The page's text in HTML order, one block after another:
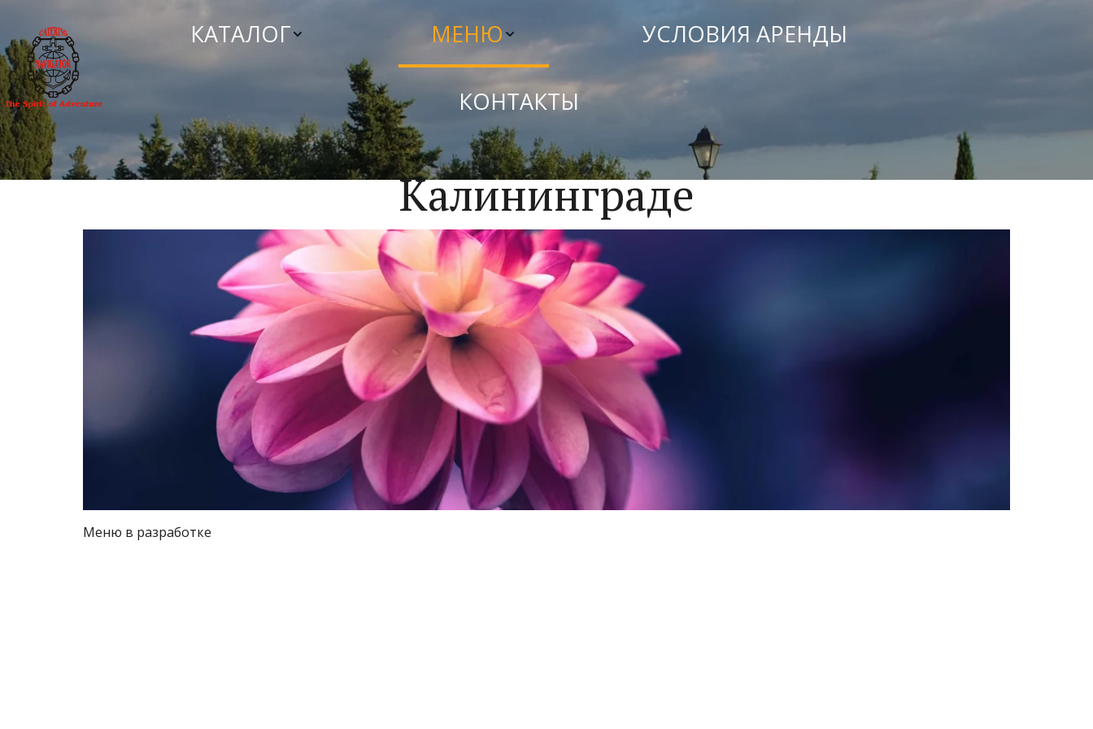
КАТАЛОГ МЕНЮ УСЛОВИЯ АРЕНДЫ
КОНТАКТЫ
Меню ресторана "Посейдон" в
Калининграде
Меню в разработке